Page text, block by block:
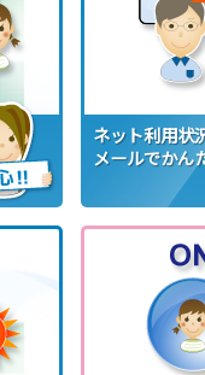
ネット利用状
メールでかん